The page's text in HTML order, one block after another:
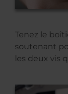
Tenez le
soutenant
les deux vis